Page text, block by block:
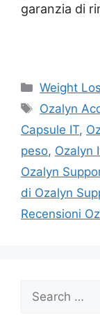
garanzia di
Categories
Weight
Tags
Ozalyn
Capsule IT,
peso, Ozalyn
Ozalyn
di Ozalyn
Recensioni
for: